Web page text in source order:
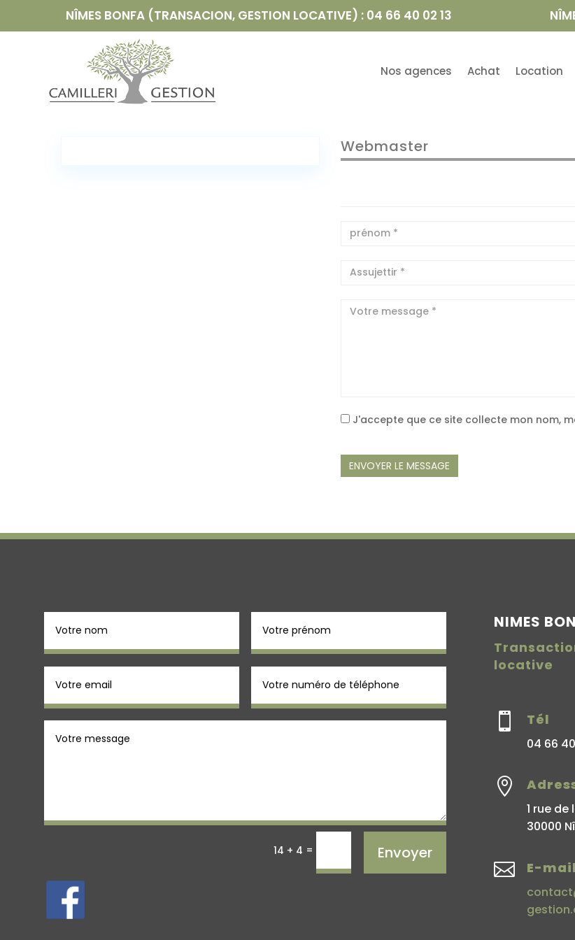
NÎMES BONFA (TRANSACION, GESTION LOCATIVE) : 04 66 40 02 13
Nos agences Achat Location
Webmaster
J'accepte que ce site collecte mon nom,
ENVOYER LE MESSAGE
14 + 4 = Envoyer
NIMES
locative
 Tél
04 66

1 rue de
30000
 E-mail